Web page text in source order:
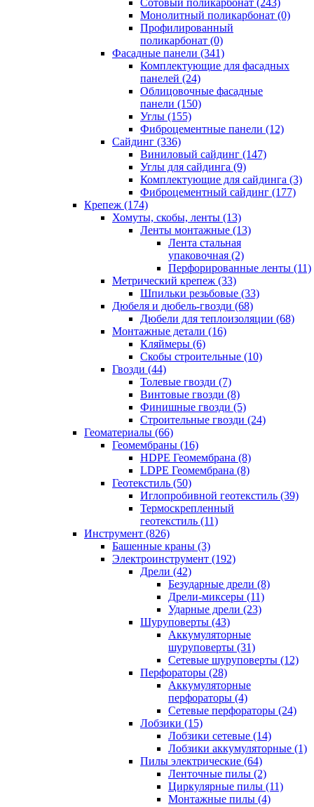
Сотовый поликарбонат (243)
Монолитный поликарбонат (0)
Профилированный
поликарбонат (0)
Фасадные панели (341)
Комплектующие для фасадных
панелей (24)
Облицовочные фасадные
панели (150)
Углы (155)
Фиброцементные панели (12)
Сайдинг (336)
Виниловый сайдинг (147)
Углы для сайдинга (9)
Комплектующие для сайдинга (3)
Фиброцементный сайдинг (177)
Крепеж (174)
Хомуты, скобы, ленты (13)
Ленты монтажные (13)
Лента стальная
упаковочная (2)
Перфорированные ленты (11)
Метрический крепеж (33)
Шпильки резьбовые (33)
Дюбеля и дюбель-гвозди (68)
Дюбели для теплоизоляции (68)
Монтажные детали (16)
Кляймеры (6)
Скобы строительные (10)
Гвозди (44)
Толевые гвозди (7)
Винтовые гвозди (8)
Финишные гвозди (5)
Строительные гвозди (24)
Геоматериалы (66)
Геомембраны (16)
HDPE Геомембрана (8)
LDPE Геомембрана (8)
Геотекстиль (50)
Иглопробивной геотекстиль (39)
Термоскрепленный
геотекстиль (11)
Инструмент (826)
Башенные краны (3)
Электроинструмент (192)
Дрели (42)
Безударные дрели (8)
Дрели-миксеры (11)
Ударные дрели (23)
Шуруповерты (43)
Аккумуляторные
шуруповерты (31)
Сетевые шуруповерты (12)
Перфораторы (28)
Аккумуляторные
перфораторы (4)
Сетевые перфораторы (24)
Лобзики (15)
Лобзики сетевые (14)
Лобзики аккумуляторные (1)
Пилы электрические (64)
Ленточные пилы (2)
Циркулярные пилы (11)
Монтажные пилы (4)